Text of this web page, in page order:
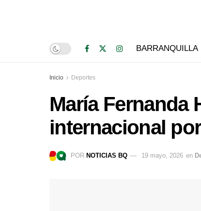
BARRANQUILLA
Inicio Deportes
María Fernanda
internacional
POR NOTICIAS BQ 19 mayo, 2026 en